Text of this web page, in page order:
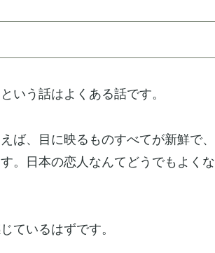
いう話はよくある話です。
ば、目に映るものすべてが新鮮で、
。日本の恋人なんてどうでもよくな
ているはずです。